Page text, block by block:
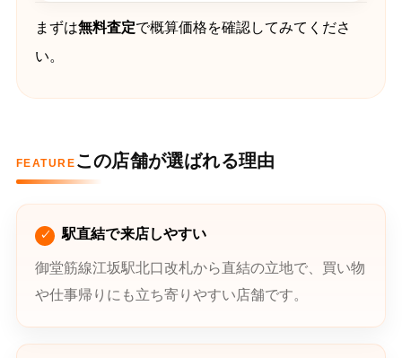
まずは無料査定で概算価格を確認してみてくださ
い。
FEATURE この店舗が選ばれる理由
駅直結で来店しやすい
御堂筋線江坂駅北口改札から直結の立地で、買い物
や仕事帰りにも立ち寄りやすい店舗です。